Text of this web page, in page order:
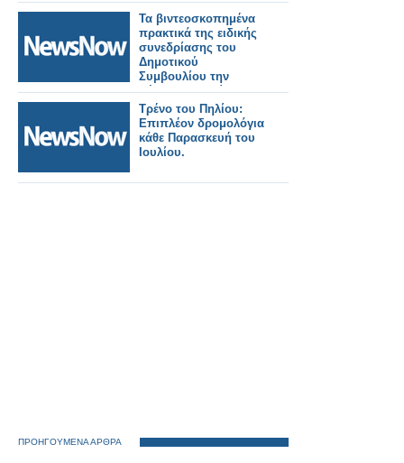
Τα βιντεοσκοπημένα
πρακτικά της ειδικής
συνεδρίασης του
Δημοτικού
Συμβουλίου την
Πέμπτη 2 Ιουλίου
2026. Εκλογή νέου
Προεδρείου και
Δημοτικής
Επιτροπής.
Τρένο του Πηλίου:
Επιπλέον δρομολόγια
κάθε Παρασκευή του
Ιουλίου.
ΠΡΟΗΓΟΥΜΕΝΑ ΑΡΘΡΑ